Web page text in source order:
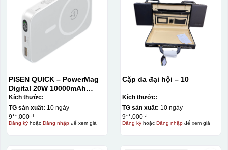
PISEN QUICK – PowerMag
Digital 20W 10000mAh
Power bank. White: 200pcs;
Blue: 200pcs
Kích thước:
TG sản xuất: 10 ngày
9**.000 ₫
Đăng kýhoặc Đăng nhậpđể xem giá
Cặp da đại hội – 10
Kích thước:
TG sản xuất: 10 ngày
9**.000 ₫
Đăng kýhoặc Đăng nhậpđể xem giá